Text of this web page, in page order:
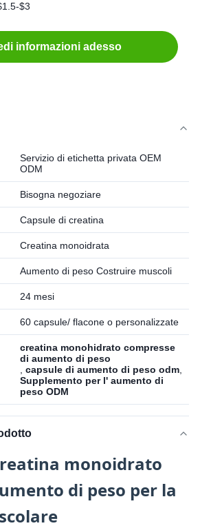
$3
informazioni adesso
Servizio di etichetta privata OEM
ODM
Bisogna negoziare
Capsule di creatina
Creatina monoidrata
Aumento di peso Costruire muscoli
24 mesi
60 capsule/ flacone o personalizzate
creatina monohidrato compresse
di aumento di peso
capsule di aumento di peso odm
Supplemento per l' aumento di
peso ODM
monoidrato
di peso per la